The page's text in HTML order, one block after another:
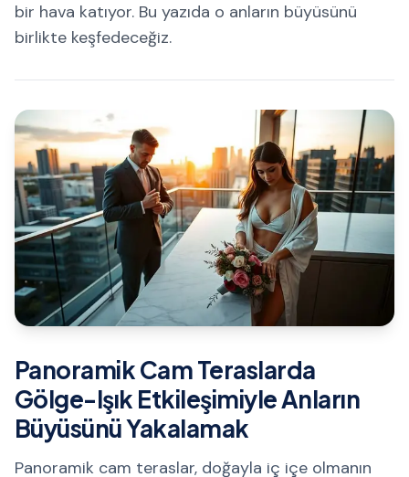
bir hava katıyor. Bu yazıda o anların büyüsünü
birlikte keşfedeceğiz.
Panoramik Cam Teraslarda
Gölge-Işık Etkileşimiyle Anların
Büyüsünü Yakalamak
Panoramik cam teraslar, doğayla iç içe olmanın